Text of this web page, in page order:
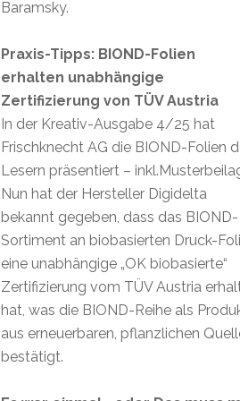
Baramsky.
Praxis-Tipps: BIOND-Folien
erhalten unabhängige
Zertifizierung von TÜV Austria
In der Kreativ-Ausgabe 4/25 hat
Frischknecht AG die BIOND-Folien
Lesern präsentiert –
Nun hat der Hersteller Digidelta
bekannt gegeben, dass das BIOND-
Sortiment an biobasierten Druck-
eine unabhängige „OK biobasierte“
Zertifizierung vom TÜV Austria
hat, was die BIOND-Reihe als
aus erneuerbaren, pflanzlichen
bestätigt.